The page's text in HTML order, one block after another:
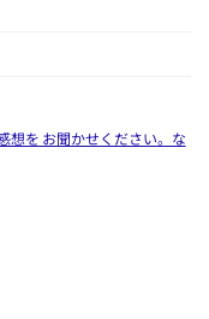
想を お聞かせください。な